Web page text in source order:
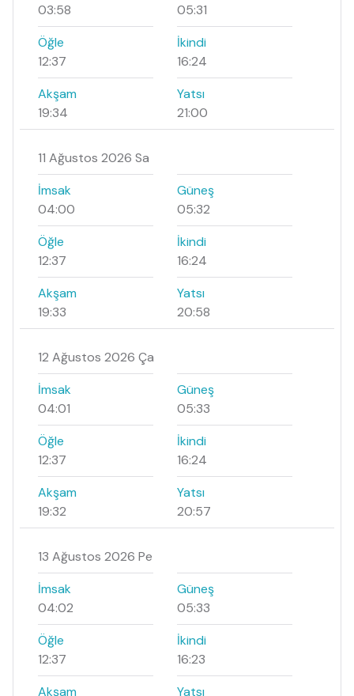
03:58
05:31
Öğle
12:37
İkindi
16:24
Akşam
19:34
Yatsı
21:00
11 Ağustos 2026 Sa
İmsak
04:00
Güneş
05:32
Öğle
12:37
İkindi
16:24
Akşam
19:33
Yatsı
20:58
12 Ağustos 2026 Ça
İmsak
04:01
Güneş
05:33
Öğle
12:37
İkindi
16:24
Akşam
19:32
Yatsı
20:57
13 Ağustos 2026 Pe
İmsak
04:02
Güneş
05:33
Öğle
12:37
İkindi
16:23
Akşam
Yatsı